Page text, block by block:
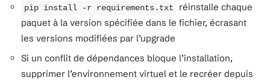
pip install -r requirements.txt
réinstalle chaque
paquet à la version spécifiée dans le fichier, écrasant
les versions modifiées par l’upgrade
Si un conflit de dépendances bloque l’installation,
supprimer l’environnement virtuel et le recréer depuis